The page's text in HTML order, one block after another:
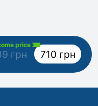
price
грн 710 грн